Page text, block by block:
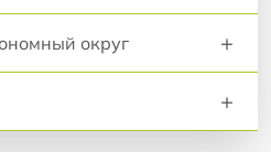
округ +
+